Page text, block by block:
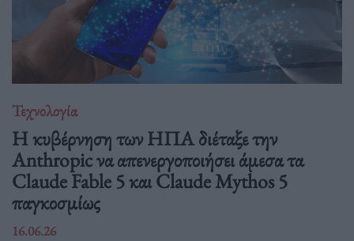
Τεχνολογία
Η κυβέρνηση των ΗΠΑ διέταξε την
Anthropic να απενεργοποιήσει άμεσα τα
Claude Fable 5 και Claude Mythos 5
παγκοσμίως
16.06.26